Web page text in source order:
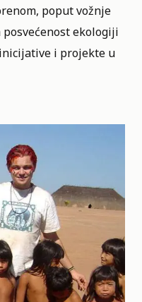
poput vožnje
ekologiji
i projekte u